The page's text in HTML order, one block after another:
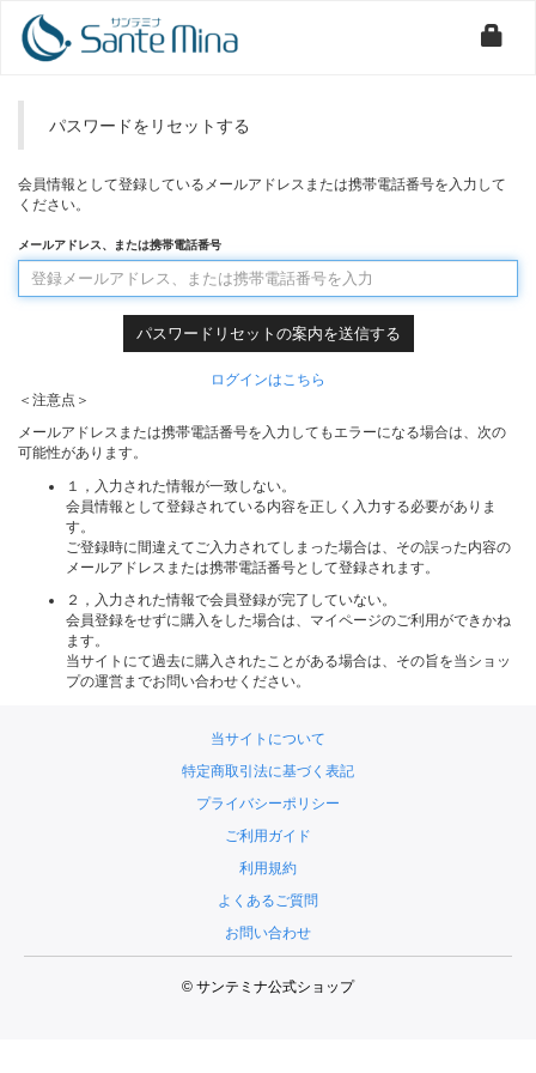
パスワードをリセットする
会員情報として登録しているメールアドレスまたは携帯電話番号を入力して
ください。
メールアドレス、または携帯電話番号
ログインはこちら
＜注意点＞
メールアドレスまたは携帯電話番号を入力してもエラーになる場合は、次の
可能性があります。
１，入力された情報が一致しない。
会員情報として登録されている内容を正しく入力する必要がありま
す。
ご登録時に間違えてご入力されてしまった場合は、その誤った内容の
メールアドレスまたは携帯電話番号として登録されます。
２，入力された情報で会員登録が完了していない。
会員登録をせずに購入をした場合は、マイページのご利用ができかね
ます。
当サイトにて過去に購入されたことがある場合は、その旨を当ショッ
プの運営までお問い合わせください。
当サイトについて
特定商取引法に基づく表記
プライバシーポリシー
ご利用ガイド
利用規約
よくあるご質問
お問い合わせ
© サンテミナ公式ショップ